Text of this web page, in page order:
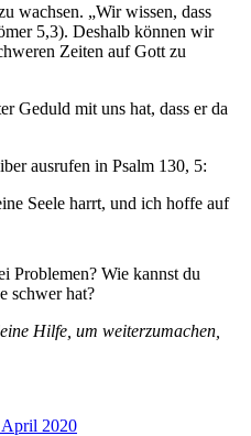
wachsen. „Wir wissen, dass
5,3). Deshalb können wir
Zeiten auf Gott zu
Geduld mit uns hat, dass er da
ausrufen in Psalm 130, 5:
Seele harrt, und ich hoffe auf
Problemen? Wie kannst du
schwer hat?
Hilfe, um weiterzumachen,
2020